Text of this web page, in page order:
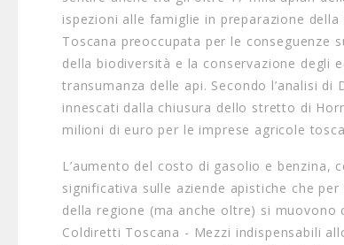
ispezioni alle famiglie in preparazione
Toscana preoccupata per le
della biodiversità e la conservazione degli
transumanza delle api. Secondo l’analisi
innescati dalla chiusura dello stretto di
milioni di euro per le imprese agricole
L’aumento del costo di gasolio e
significativa sulle aziende apistiche che
della regione (ma anche oltre) si
Coldiretti Toscana - Mezzi indispensabili